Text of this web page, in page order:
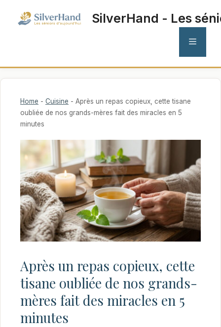
SilverHand - Les
MENU
Home - Cuisine - Après un repas copieux, cette tisane
oubliée de nos grands-mères fait des miracles en 5
minutes
Après un repas copieux, cette
tisane oubliée de nos grands-
mères fait des miracles en 5
minutes